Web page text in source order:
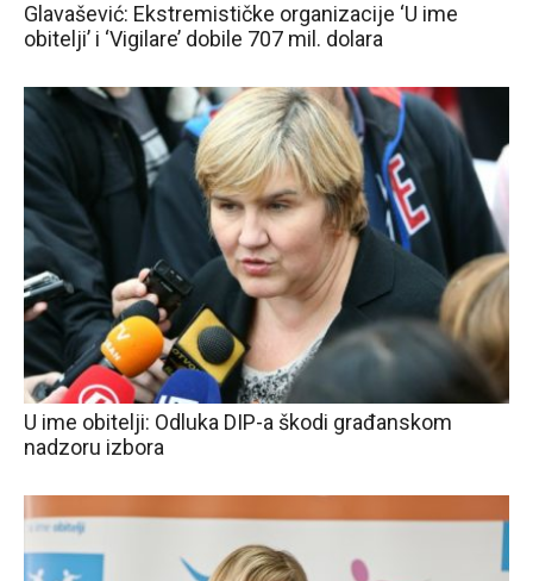
Glavašević: Ekstremističke organizacije ‘U ime
obitelji’ i ‘Vigilare’ dobile 707 mil. dolara
U ime obitelji: Odluka DIP-a škodi građanskom
nadzoru izbora